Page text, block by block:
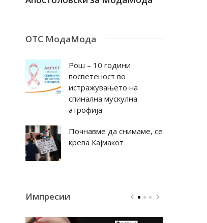
ОТС МодаМода
Рош – 10 години
посветеност во
истражувањето на
спинална мускулна
атрофија
Почнавме да снимаме, се
крева Кајмакот
Импресии